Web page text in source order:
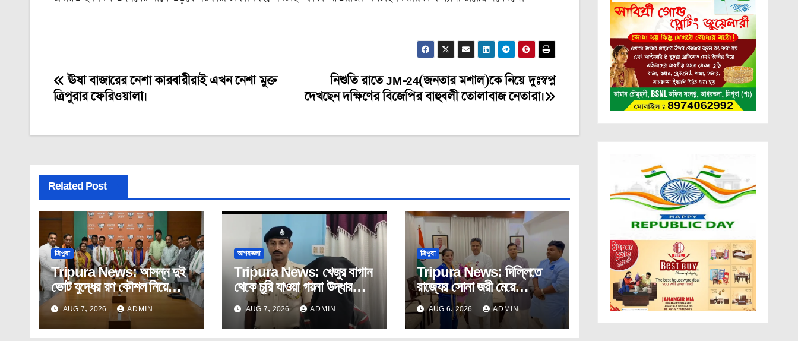
Post
navigation
নিশুতি রাতে JM-24(জনতার মশাল)কে নিয়ে দুঃস্বপ্ন
দেখছেন দক্ষিণের বিজেপির বাহুবলী তোলাবাজ নেতারা।
ঊষা বাজারের নেশা কারবারীরাই এখন নেশা মুক্ত
ত্রিপুরার ফেরিওয়ালা।
Related Post
ত্রিপুরা
Tripura News: আসন্ন দুই
ভোট যুদ্ধের রণ কৌশল নিয়ে
নীতিন নবীনের সঙ্গে প্রদেশ
বিজেপির কোর কমিটির বৈঠক।
AUG 7, 2026 ADMIN
আগরতলা
Tripura News: খেজুর বাগান
থেকে চুরি যাওয়া গয়না উদ্ধার
প্রতাপগড়ে। ধৃত চোর।
AUG 7, 2026 ADMIN
ত্রিপুরা
Tripura News: দিল্লিতে
রাজ্যের সোনা জয়ী মেয়ে
অস্মিতাকে সংবর্ধনা মুখ্যমন্ত্রীর।
AUG 6, 2026 ADMIN